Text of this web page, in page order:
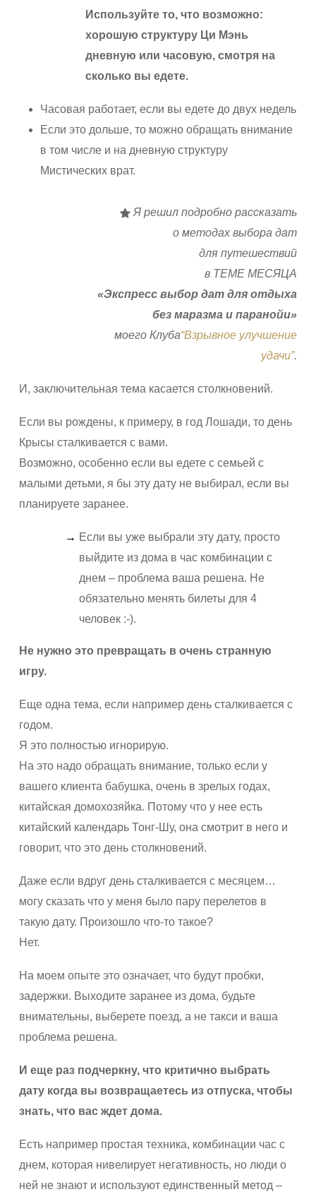
Используйте то, что возможно:
хорошую структуру Ци Мэнь
дневную или часовую, смотря на
сколько вы едете.
Часовая работает, если вы едете до двух недель
Если это дольше, то можно обращать внимание
в том числе и на дневную структуру
Мистических врат.
Я решил подробно рассказать
о методах выбора дат
для путешествий
в ТЕМЕ МЕСЯЦА
«Экспресс выбор дат для отдыха
без маразма и паранойи»
моего Клуба“Взрывное улучшение
удачи”.
И, заключительная тема касается столкновений.
Если вы рождены, к примеру, в год Лошади, то день
Крысы сталкивается с вами.
Возможно, особенно если вы едете с семьей с
малыми детьми, я бы эту дату не выбирал, если вы
планируете заранее.
Если вы уже выбрали эту дату, просто
выйдите из дома в час комбинации с
днем – проблема ваша решена. Не
обязательно менять билеты для 4
человек :-).
Не нужно это превращать в очень странную
игру.
Еще одна тема, если например день сталкивается с
годом.
Я это полностью игнорирую.
На это надо обращать внимание, только если у
вашего клиента бабушка, очень в зрелых годах,
китайская домохозяйка. Потому что у нее есть
китайский календарь Тонг-Шу, она смотрит в него и
говорит, что это день столкновений.
Даже если вдруг день сталкивается с месяцем…
могу сказать что у меня было пару перелетов в
такую дату. Произошло что-то такое?
Нет.
На моем опыте это означает, что будут пробки,
задержки. Выходите заранее из дома, будьте
внимательны, выберете поезд, а не такси и ваша
проблема решена.
И еще раз подчеркну, что критично выбрать
дату когда вы возвращаетесь из отпуска, чтобы
знать, что вас ждет дома.
Есть например простая техника, комбинации час с
днем, которая нивелирует негативность, но люди о
ней не знают и используют единственный метод –